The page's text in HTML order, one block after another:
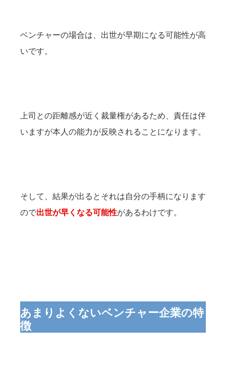
ベンチャーの場合は、出世が早期になる可能性が高
いです。
上司との距離感が近く裁量権があるため、責任は伴
いますが本人の能力が反映されることになります。
そして、結果が出るとそれは自分の手柄になります
ので出世が早くなる可能性があるわけです。
あまりよくないベンチャー企業の特
徴